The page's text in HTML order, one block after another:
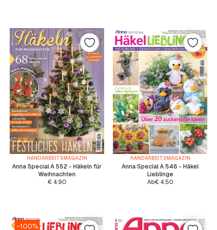
HANDARBEITSMAGAZIN
Anna Special A 552 - Häkeln für
Weihnachten
€ 4.90
HANDARBEITSMAGAZIN
Anna Special A 546 - Häkel
Lieblinge
Ab€4.50
-100%